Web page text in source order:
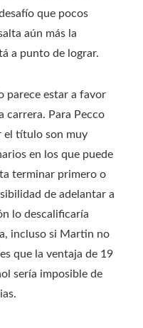
que pocos
aún más la
a punto de lograr.
parece estar a favor
carrera. Para Pecco
el título son muy
en los que puede
terminar primero o
de adelantar a
lo descalificaría
incluso si Martin no
que la ventaja de 19
sería imposible de